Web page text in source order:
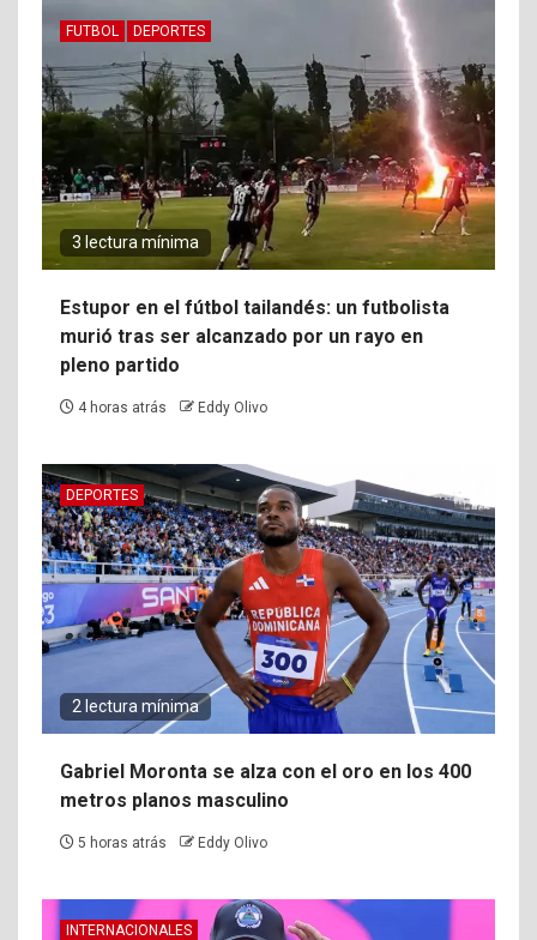
FUTBOL DEPORTES
3 lectura mínima
Estupor en el fútbol tailandés: un futbolista
murió tras ser alcanzado por un rayo en
pleno partido
4 horas atrás Eddy Olivo
DEPORTES
2 lectura mínima
Gabriel Moronta se alza con el oro en los 400
metros planos masculino
5 horas atrás Eddy Olivo
INTERNACIONALES